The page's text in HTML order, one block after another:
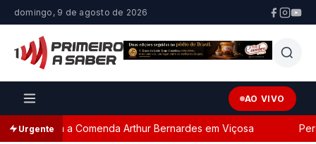
domingo, 9 de agosto de 2026
AO VIVO
Urgente
com a Comenda Arthur Bernardes em Viçosa